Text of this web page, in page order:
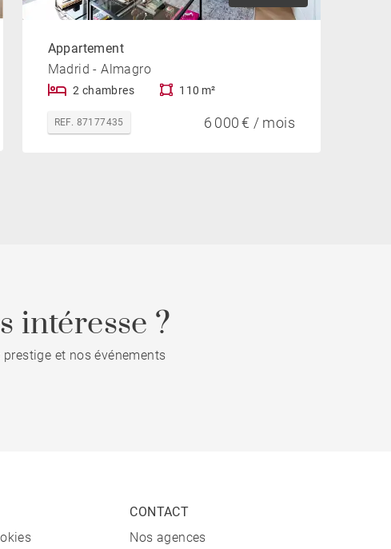
Appartement
Madrid - Almagro
2 chambres 110 m²
REF. 87177435 6 000 € / mois
intéresse ?
et nos événements
CONTACT
Nos agences